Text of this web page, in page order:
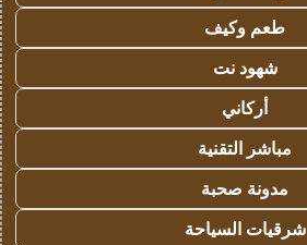
طعم وكيف
شهود نت
أركاني
مباشر التقنية
مدونة صحبة
شرقيات السياحة